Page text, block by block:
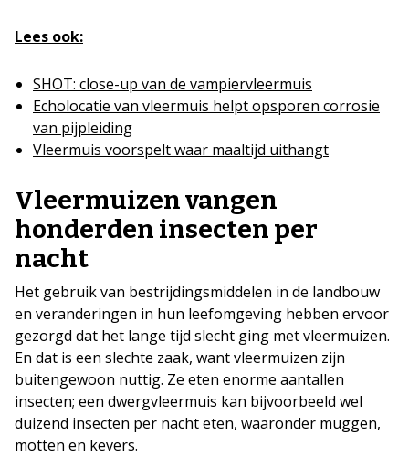
Lees ook:
SHOT: close-up van de vampiervleermuis
Echolocatie van vleermuis helpt opsporen corrosie
van pijpleiding
Vleermuis voorspelt waar maaltijd uithangt
Vleermuizen vangen
honderden insecten per
nacht
Het gebruik van bestrijdingsmiddelen in de landbouw
en veranderingen in hun leefomgeving hebben ervoor
gezorgd dat het lange tijd slecht ging met vleermuizen.
En dat is een slechte zaak, want vleermuizen zijn
buitengewoon nuttig. Ze eten enorme aantallen
insecten; een dwergvleermuis kan bijvoorbeeld wel
duizend insecten per nacht eten, waaronder muggen,
motten en kevers.